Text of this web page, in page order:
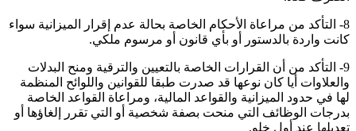
8- التأكد من مراعاة الأحكام الخاصة بحالة عدم إقرار الميزانية سواء
كانت واردة بالدستور أو بأي قانون أو مرسوم ملكي.
9- التأكد من أن القرارات الخاصة بالتعيين والترقية ومنح البدلات
والعلاوات أيا كان نوعها قد صدرت طبقا للقوانين واللوائح المنظمة
لها في حدود الميزانية والقواعد المالية، ومراعاة القواعد الخاصة
بدرجات الوظائف التي منحت بصفة شخصية أو التي تقرر إلغاؤها أو
تعديلها عند أول خلو.